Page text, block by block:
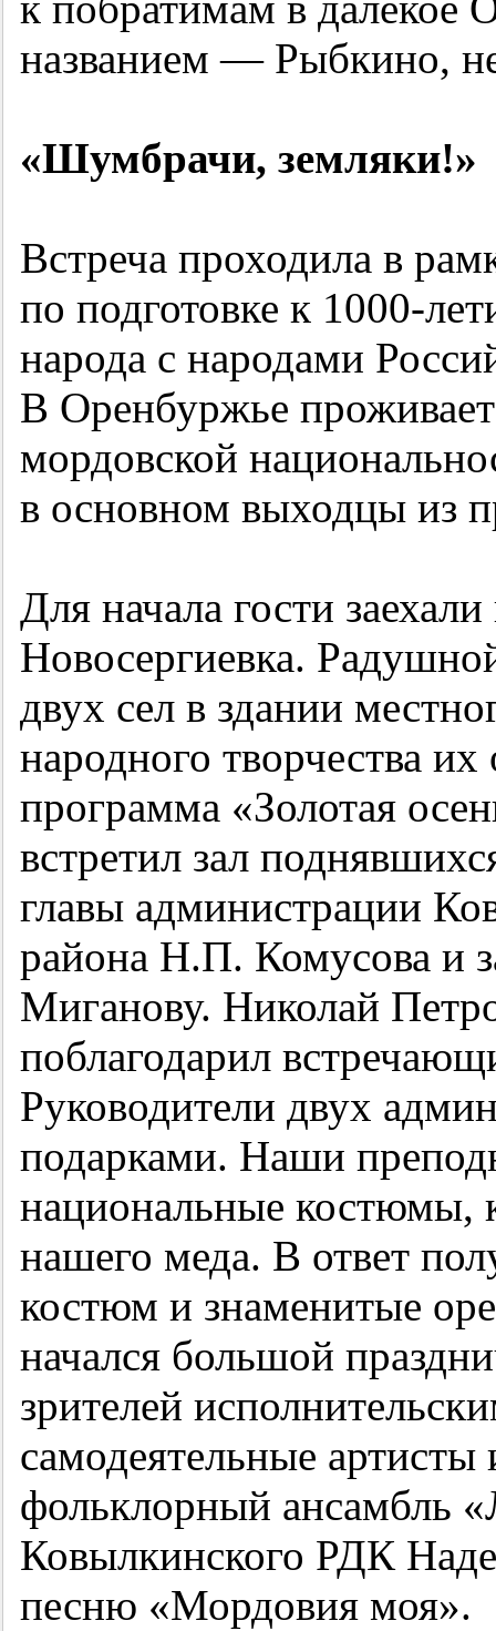
названием — Рыбкино,
«Шумбрачи, земляки!»
Встреча проходила в
по подготовке к 1000-
народа с народами
В Оренбуржье
мордовской
в основном выходцы из
Для начала гости
Новосергиевка.
двух сел в здании
народного творчества
программа «Золотая
встретил зал
главы администрации
района Н.П. Комусова и
Миганову. Николай
поблагодарил
Руководители двух
подарками. Наши
национальные костюмы,
нашего меда. В ответ
костюм и знаменитые
начался большой
зрителей
самодеятельные
фольклорный ансамбль
Ковылкинского РДК
песню «Мордовия моя».